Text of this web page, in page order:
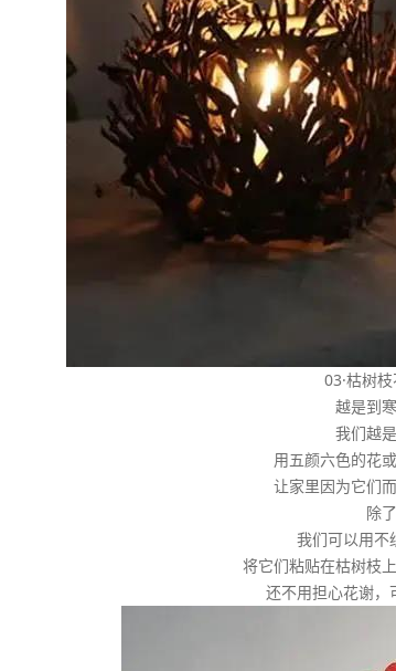
03·枯树
越是到
我们越
用五颜六色的花
让家里因为它们
除
我们可以用不
将它们粘贴在枯树枝
还不用担心花谢，